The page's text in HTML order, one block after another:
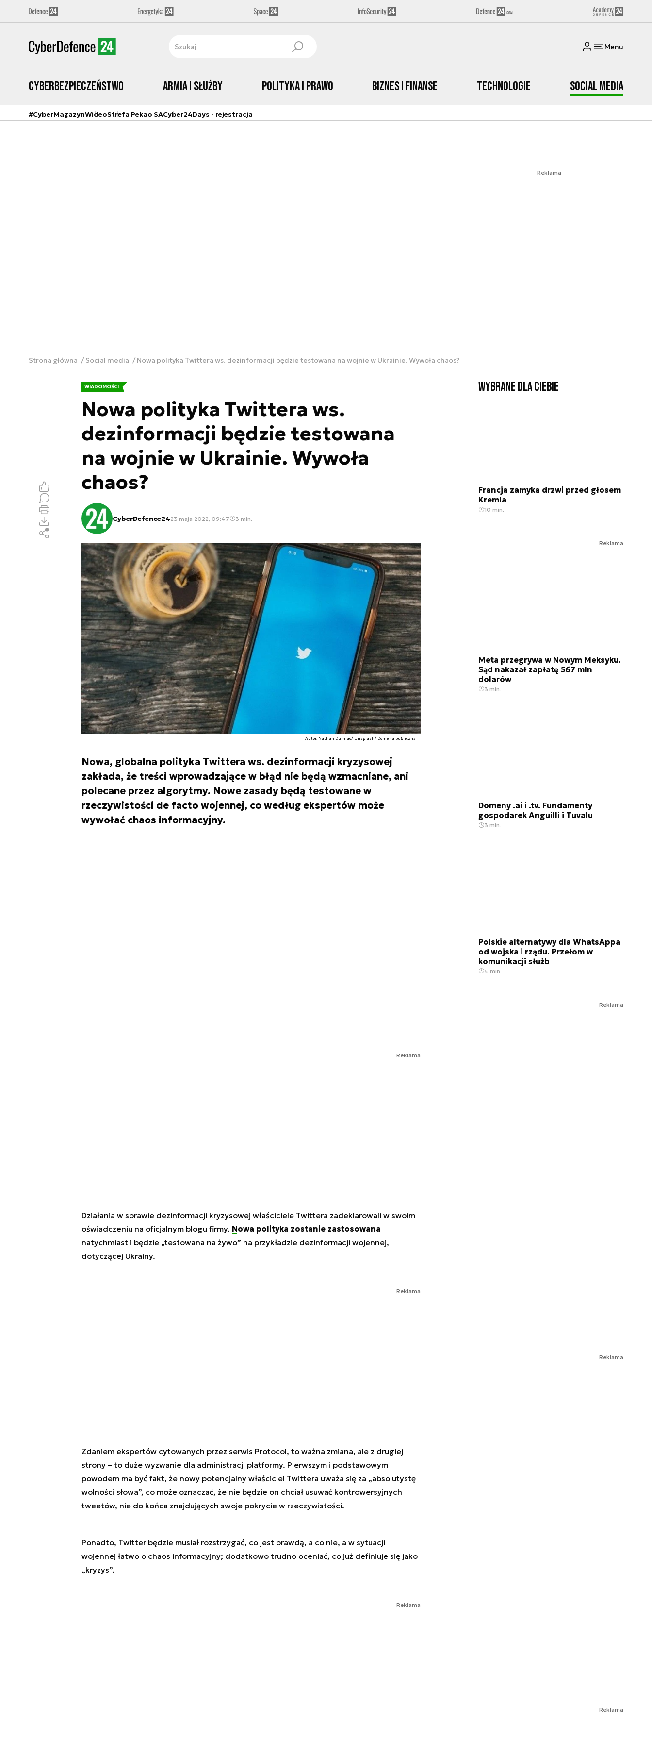
Menu
Cyberbezpieczeństwo Armia i Służby Polityka i prawo Biznes i Finanse Technologie Social media
#CyberMagazynWideoStrefa Pekao SACyber24Days - rejestracja
Reklama
Strona główna Social media Nowa polityka Twittera ws. dezinformacji będzie testowana na wojnie w Ukrainie. Wywoła chaos?
WIADOMOŚCI
Nowa polityka Twittera ws.
dezinformacji będzie testowana
na wojnie w Ukrainie. Wywoła
chaos?
CyberDefence2423 maja 2022, 09:47 3 min.
Autor. Nathan Dumlao/ Unsplash/ Domena publiczna
Nowa, globalna polityka Twittera ws. dezinformacji kryzysowej
zakłada, że treści wprowadzające w błąd nie będą wzmacniane, ani
polecane przez algorytmy. Nowe zasady będą testowane w
rzeczywistości de facto wojennej, co według ekspertów może
wywołać chaos informacyjny.
Reklama
Działania w sprawie dezinformacji kryzysowej właściciele Twittera zadeklarowali w swoim
oświadczeniu na oficjalnym blogu firmy. Nowa polityka zostanie zastosowana
natychmiast i będzie „testowana na żywo” na przykładzie dezinformacji wojennej,
dotyczącej Ukrainy.
Reklama
Zdaniem ekspertów cytowanych przez serwis Protocol, to ważna zmiana, ale z drugiej
strony – to duże wyzwanie dla administracji platformy. Pierwszym i podstawowym
powodem ma być fakt, że nowy potencjalny właściciel Twittera uważa się za „absolutystę
wolności słowa”, co może oznaczać, że nie będzie on chciał usuwać kontrowersyjnych
tweetów, nie do końca znajdujących swoje pokrycie w rzeczywistości.
Ponadto, Twitter będzie musiał rozstrzygać, co jest prawdą, a co nie, a w sytuacji
wojennej łatwo o chaos informacyjny; dodatkowo trudno oceniać, co już definiuje się jako
„kryzys”.
Reklama
Wybrane dla Ciebie
Francja zamyka drzwi przed głosem
Kremla
10 min.
Reklama
Meta przegrywa w Nowym Meksyku.
Sąd nakazał zapłatę 567 mln
dolarów
3 min.
Domeny .ai i .tv. Fundamenty
gospodarek Anguilli i Tuvalu
3 min.
Polskie alternatywy dla WhatsAppa
od wojska i rządu. Przełom w
komunikacji służb
4 min.
Reklama
Reklama
Reklama